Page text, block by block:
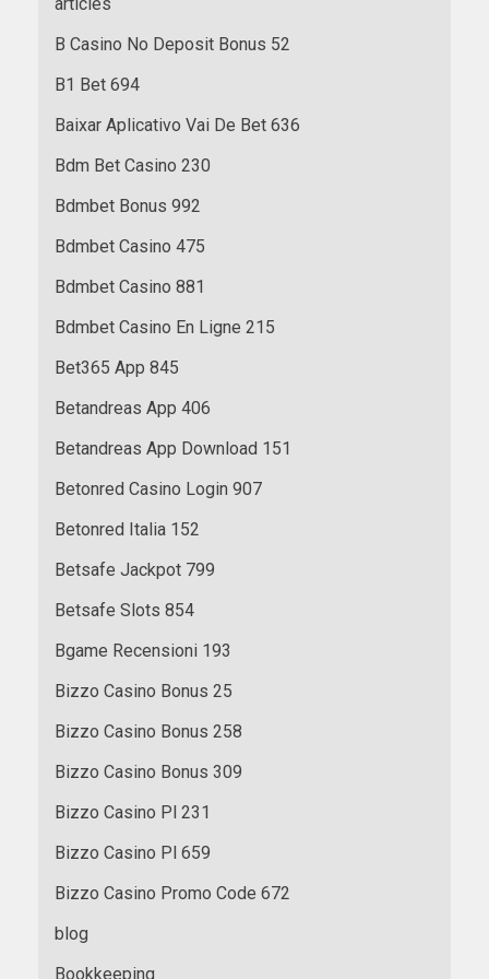
B Casino No Deposit Bonus 52
B1 Bet 694
Baixar Aplicativo Vai De Bet 636
Bdm Bet Casino 230
Bdmbet Bonus 992
Bdmbet Casino 475
Bdmbet Casino 881
Bdmbet Casino En Ligne 215
Bet365 App 845
Betandreas App 406
Betandreas App Download 151
Betonred Casino Login 907
Betonred Italia 152
Betsafe Jackpot 799
Betsafe Slots 854
Bgame Recensioni 193
Bizzo Casino Bonus 25
Bizzo Casino Bonus 258
Bizzo Casino Bonus 309
Bizzo Casino Pl 231
Bizzo Casino Pl 659
Bizzo Casino Promo Code 672
blog
Bookkeeping